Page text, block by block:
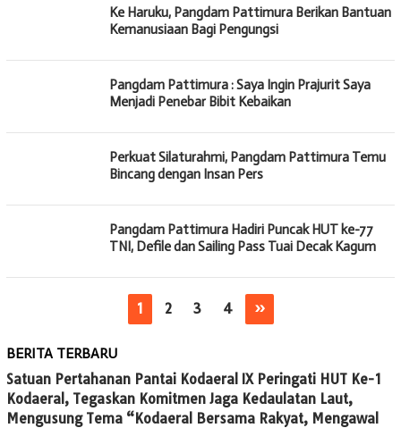
Ke Haruku, Pangdam Pattimura Berikan Bantuan
Kemanusiaan Bagi Pengungsi
Pangdam Pattimura : Saya Ingin Prajurit Saya
Menjadi Penebar Bibit Kebaikan
Perkuat Silaturahmi, Pangdam Pattimura Temu
Bincang dengan Insan Pers
Pangdam Pattimura Hadiri Puncak HUT ke-77
TNI, Defile dan Sailing Pass Tuai Decak Kagum
1 2 3 4 »
BERITA TERBARU
Satuan Pertahanan Pantai Kodaeral IX Peringati HUT Ke-1
Kodaeral, Tegaskan Komitmen Jaga Kedaulatan Laut,
Mengusung Tema “Kodaeral Bersama Rakyat, Mengawal